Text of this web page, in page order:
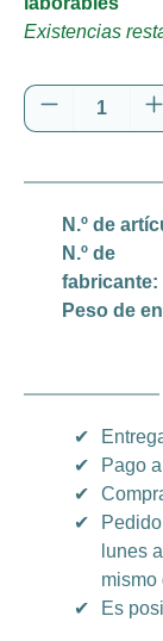
Existencias
Cantidad
N.º de
N.º de
fabricante:
Peso de
✔
✔
Pago
✔
✔
lunes
mismo
✔
Es